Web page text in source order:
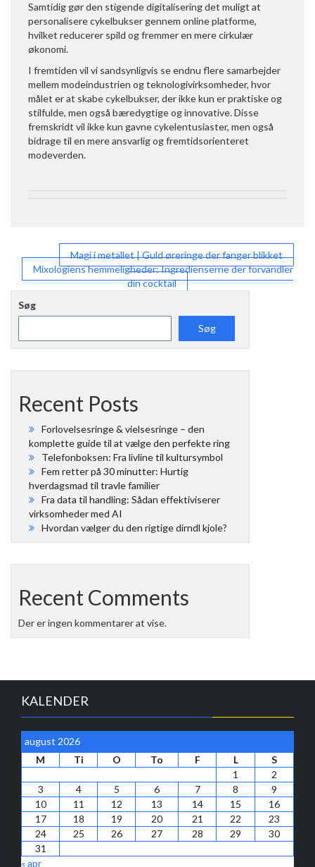
Samtidig gør den stigende digitalisering det muligt at
personalisere cykelbukser gennem online platforme,
hvilket reducerer spild og fremmer en mere cirkulær
økonomi.
I fremtiden vil vi sandsynligvis se endnu flere samarbejder
mellem modeindustrien og teknologivirksomheder, hvor
målet er at skabe cykelbukser, der ikke kun er praktiske og
stilfulde, men også bæredygtige og innovative. Disse
fremskridt vil ikke kun gavne cykelentusiaster, men også
bidrage til en mere ansvarlig og fremtidsorienteret
modeverden.
Indlægsnavigation
Magi i metallet | Guld øreringe der fanger blikket
Mixologiens hemmeligheder: Ingredienserne der forvandler
din cocktail
Søg
Søg
Recent Posts
Forlovelsesringe & vielsesringe – den
komplette guide til at vælge den perfekte ring
Telefonboksen: Fra livline til kultursymbol
Fem retter på 30 minutter: Hurtig
hverdagsmad til travle familier
Fra data til handling: Sådan effektiviserer
virksomheder med AI
Hvordan vælger du den rigtige dirndl kjole?
Recent Comments
Der er ingen kommentarer at vise.
KALENDER
august 2026
M
Ti O To F L
S
1
2
3
4 5 6 7 8
9
10
11 12 13 14 15
16
17
18 19 20 21 22
23
24
25 26 27 28 29
30
31
« apr